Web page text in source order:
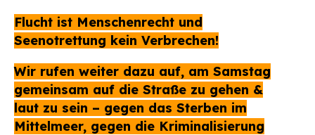
Über Uns
Infos & Broschüren
Archiv
Kontakt
Suchen
nach:
Flucht ist Menschenrecht und
Seenotrettung kein Verbrechen!
Wir rufen weiter dazu auf, am Samstag
gemeinsam auf die Straße zu gehen &
laut zu sein – gegen das Sterben im
Mittelmeer, gegen die Kriminalisierung